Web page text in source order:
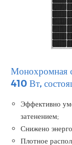
Монохромная
410 Вт,
Эффективно
затенением;
Снижено
Плотное